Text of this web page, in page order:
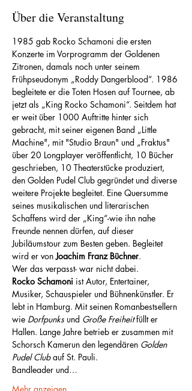
Über die Veranstaltung
1985 gab Rocko Schamoni die ersten
Konzerte im Vorprogramm der Goldenen
Zitronen, damals noch unter seinem
Frühpseudonym „Roddy Dangerblood“. 1986
begleitete er die Toten Hosen auf Tournee, ab
jetzt als „King Rocko Schamoni“. Seitdem hat
er weit über 1000 Auftritte hinter sich
gebracht, mit seiner eigenen Band „Little
Machine", mit "Studio Braun" und „Fraktus"
über 20 Longplayer veröffentlicht, 10 Bücher
geschrieben, 10 Theaterstücke produziert,
den Golden Pudel Club gegründet und diverse
weitere Projekte begleitet. Eine Quersumme
seines musikalischen und literarischen
Schaffens wird der „King“-wie ihn nahe
Freunde nennen dürfen, auf dieser
Jubiläumstour zum Besten geben. Begleitet
wird er von Joachim Franz Büchner.
Wer das verpasst- war nicht dabei.
Rocko Schamoni ist Autor, Entertainer,
Musiker, Schauspieler und Bühnenkünstler. Er
lebt in Hamburg. Mit seinen Romanbestsellern
wie Dorfpunks und Große Freiheit füllt er
Hallen. Lange Jahre betrieb er zusammen mit
Schorsch Kamerun den legendären Golden
Pudel Club auf St. Pauli.
Bandleader und…